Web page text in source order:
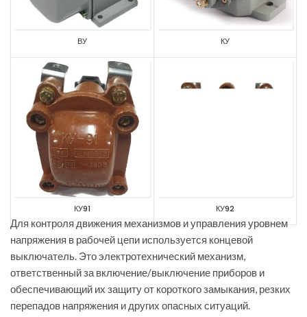
ВУ КУ
КУ91 КУ92
Для контроля движения механизмов и управления уровнем
напряжения в рабочей цепи используется концевой
выключатель. Это электротехнический механизм,
ответственный за включение/выключение приборов и
обеспечивающий их защиту от короткого замыкания, резких
перепадов напряжения и других опасных ситуаций.